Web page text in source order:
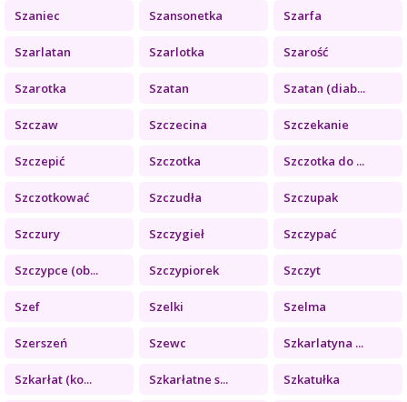
Szaniec Szansonetka Szarfa
Szarlatan Szarlotka Szarość
Szarotka Szatan Szatan (diab...
Szczaw Szczecina Szczekanie
Szczepić Szczotka Szczotka do ...
Szczotkować Szczudła Szczupak
Szczury Szczygieł Szczypać
Szczypce (ob... Szczypiorek Szczyt
Szef Szelki Szelma
Szerszeń Szewc Szkarlatyna ...
Szkarłat (ko... Szkarłatne s... Szkatułka